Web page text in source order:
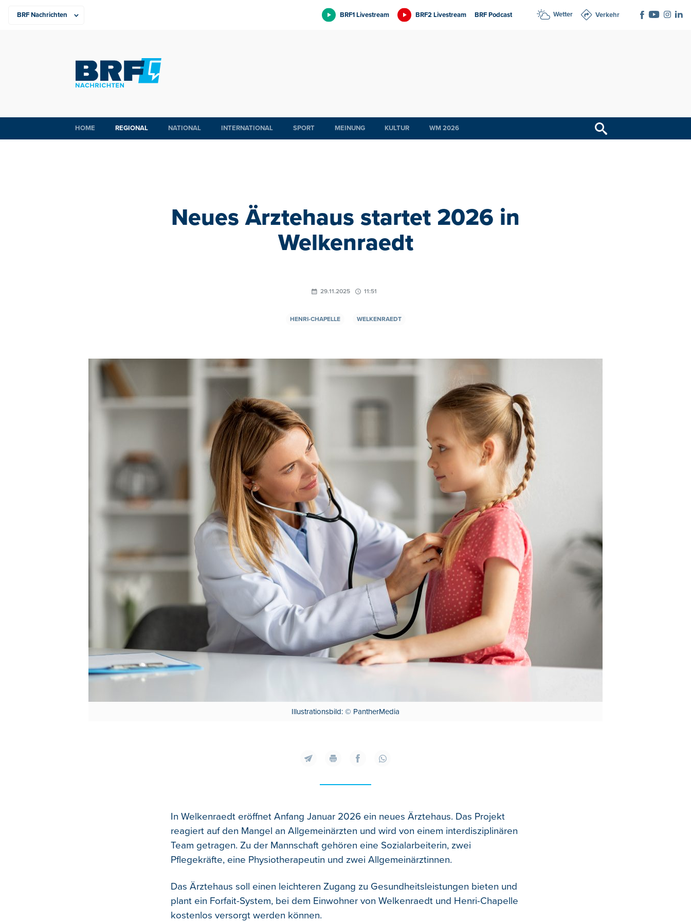
BRF1 Livestream BRF2 Livestream BRF Podcast Wetter Verkehr
HOME REGIONAL NATIONAL INTERNATIONAL SPORT MEINUNG KULTUR WM 2026
Neues Ärztehaus startet 2026 in
Welkenraedt
29.11.2025 11:51
HENRI-CHAPELLE WELKENRAEDT
Illustrationsbild: © PantherMedia
In Welkenraedt eröffnet Anfang Januar 2026 ein neues Ärztehaus. Das Projekt
reagiert auf den Mangel an Allgemeinärzten und wird von einem interdisziplinären
Team getragen. Zu der Mannschaft gehören eine Sozialarbeiterin, zwei
Pflegekräfte, eine Physiotherapeutin und zwei Allgemeinärztinnen.
Das Ärztehaus soll einen leichteren Zugang zu Gesundheitsleistungen bieten und
plant ein Forfait-System, bei dem Einwohner von Welkenraedt und Henri-Chapelle
kostenlos versorgt werden können.